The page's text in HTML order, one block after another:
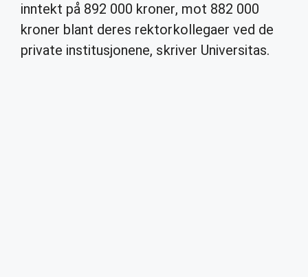
inntekt på 892 000 kroner, mot 882 000
kroner blant deres rektorkollegaer ved de
private institusjonene, skriver Universitas.